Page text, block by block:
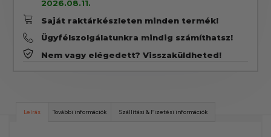
2026.08.11.
Saját raktárkészleten minden termék!
Ügyfélszolgálatunkra mindig számíthatsz!
Nem vagy elégedett? Visszaküldheted!
Leírás További információk Szállítási & Fizetési információk